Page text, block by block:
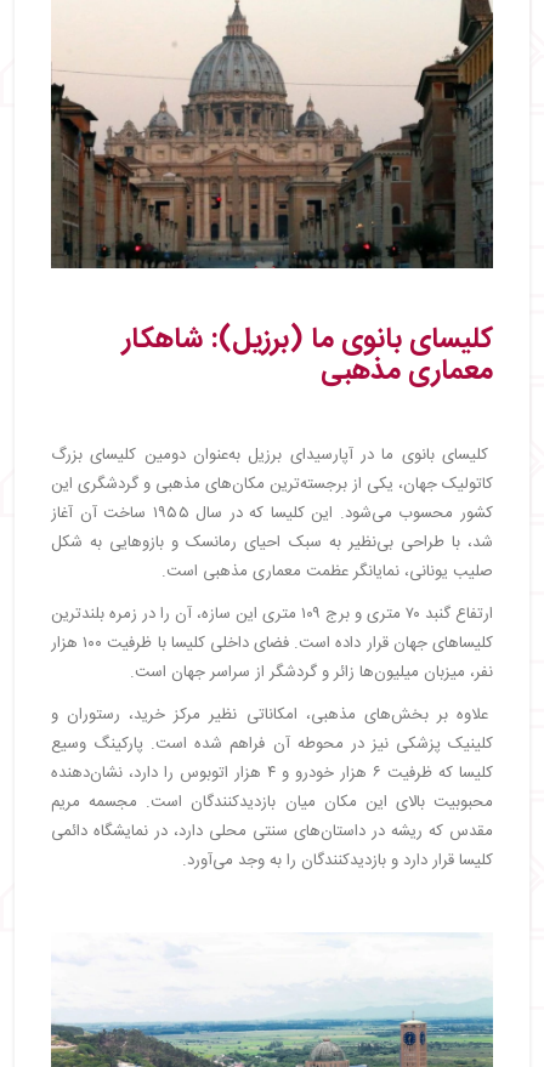
کلیسای بانوی ما (برزیل): شاهکار
معماری مذهبی
کلیسای بانوی ما در آپارسیدای برزیل به‌عنوان دومین کلیسای بزرگ
کاتولیک جهان، یکی از برجسته‌ترین مکان‌های مذهبی و گردشگری این
کشور محسوب می‌شود. این کلیسا که در سال ۱۹۵۵ ساخت آن آغاز
شد، با طراحی بی‌نظیر به سبک احیای رمانسک و بازوهایی به شکل
صلیب یونانی، نمایانگر عظمت معماری مذهبی است.
ارتفاع گنبد ۷۰ متری و برج ۱۰۹ متری این سازه، آن را در زمره بلندترین
کلیساهای جهان قرار داده است. فضای داخلی کلیسا با ظرفیت ۱۰۰ هزار
نفر، میزبان میلیون‌ها زائر و گردشگر از سراسر جهان است.
علاوه بر بخش‌های مذهبی، امکاناتی نظیر مرکز خرید، رستوران و
کلینیک پزشکی نیز در محوطه آن فراهم شده است. پارکینگ وسیع
کلیسا که ظرفیت ۶ هزار خودرو و ۴ هزار اتوبوس را دارد، نشان‌دهنده
محبوبیت بالای این مکان میان بازدیدکنندگان است. مجسمه مریم
مقدس که ریشه در داستان‌های سنتی محلی دارد، در نمایشگاه دائمی
کلیسا قرار دارد و بازدیدکنندگان را به وجد می‌آورد.